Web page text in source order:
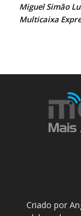
Miguel Simão
Multicaixa
Criado por